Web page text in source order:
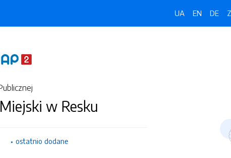
UA EN DE
w Resku
ostatnio dodane